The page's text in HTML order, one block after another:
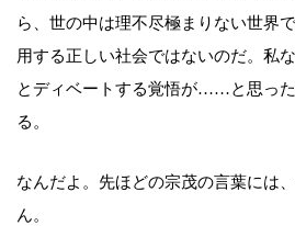
ら、世の中は理不尽極まりない世界
用する正しい社会ではないのだ。私
とディベートする覚悟が……と思っ
る。
なんだよ。先ほどの宗茂の言葉には
ん。